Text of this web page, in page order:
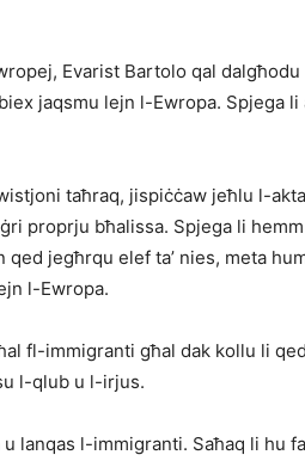
Evarist Bartolo qal
jaqsmu lejn l-Ewropa. Spjega
taħraq, jispiċċaw jeħlu l-
proprju bħalissa. Spjega li
jegħrqu elef ta’ nies, meta
l-Ewropa.
fl-immigranti għal dak kollu li
l-qlub u l-irjus.
lanqas l-immigranti. Saħaq li hu